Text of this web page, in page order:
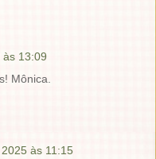
13:09
Mônica.
às 11:15